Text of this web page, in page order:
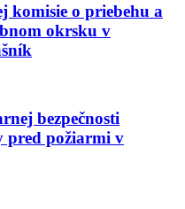
komisie o priebehu a
okrsku v
bezpečnosti
pred požiarmi v